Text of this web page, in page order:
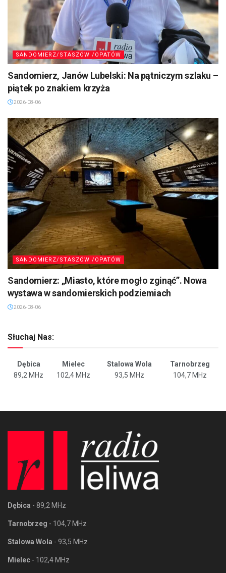
SANDOMIERZ/STASZÓW /OPATÓW
Sandomierz, Janów Lubelski: Na pątniczym szlaku –
piątek po znakiem krzyża
2026-08-06
SANDOMIERZ/STASZÓW /OPATÓW
Sandomierz: „Miasto, które mogło zginąć”. Nowa
wystawa w sandomierskich podziemiach
2026-08-06
Słuchaj Nas:
Dębica Mielec Stalowa Wola
Tarnobrzeg
89,2 MHz
102,4 MHz 93,5 MHz 104,7 MHz
Dębica - 89,2 MHz
Tarnobrzeg - 104,7 MHz
Stalowa Wola - 93,5 MHz
Mielec - 102,4 MHz